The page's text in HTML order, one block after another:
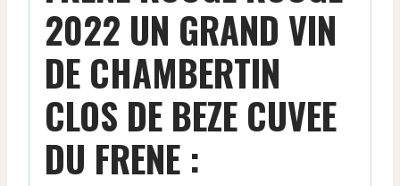
2022 UN GRAND VIN
DE CHAMBERTIN
CLOS DE BEZE CUVEE
DU FRENE :